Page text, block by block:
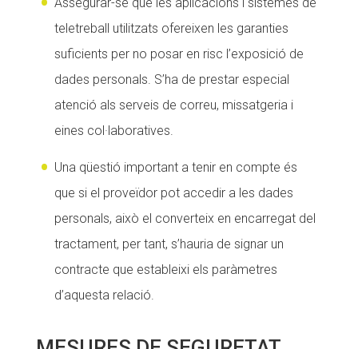
teletreball utilitzats ofereixen les garanties
suficients per no posar en risc l’exposició de
dades personals. S’ha de prestar especial
atenció als serveis de correu, missatgeria i
eines col·laboratives.
Una qüestió important a tenir en compte és
que si el proveïdor pot accedir a les dades
personals, això el converteix en encarregat del
tractament, per tant, s’hauria de signar un
contracte que estableixi els paràmetres
d’aquesta relació.